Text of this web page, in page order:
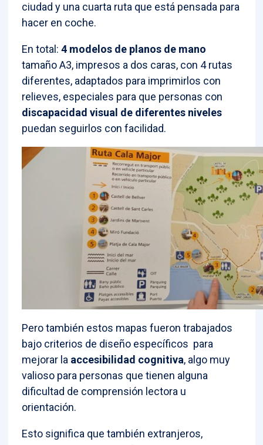
ciudad y una cuarta ruta que está pensada para
hacer en coche.
En total:4 modelos de planos de mano
tamaño A3, impresos a dos caras, con 4 rutas
diferentes, adaptados para imprimirlos con
relieves, especiales para que personas con
discapacidad visual de diferentes niveles
puedan seguirlos con facilidad.
Pero también estos mapas fueron trabajados
bajo criterios de diseño específicos para
mejorar la accesibilidad cognitiva, algo muy
valioso para personas que tienen alguna
dificultad de comprensión lectora u
orientación.
Esto significa que también extranjeros,